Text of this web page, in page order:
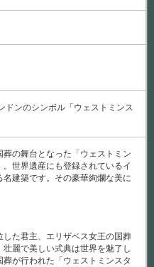
ドンのシンボル「ウェストミンス
葬の舞台となった「ウェストミン
。世界遺産にも登録されているイ
名建築です。その豪華絢爛な美に
した君主、エリザベス女王の国葬
麗で美しい式典は世界を魅了し
葬が行われた「ウェストミンスタ